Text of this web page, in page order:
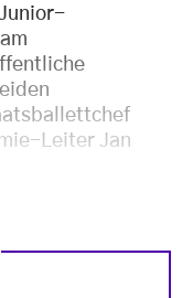
Leiter Jan